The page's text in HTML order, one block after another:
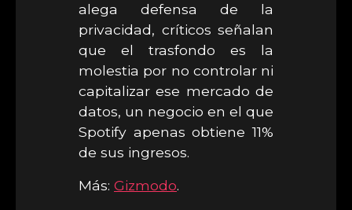
alega defensa de la
privacidad, críticos señalan
que el trasfondo es la
molestia por no controlar ni
capitalizar ese mercado de
datos, un negocio en el que
Spotify apenas obtiene 11%
de sus ingresos.
Más: Gizmodo.